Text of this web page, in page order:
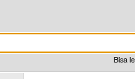
Bisa